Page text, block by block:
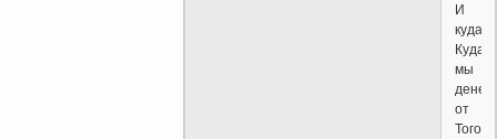
И
куда?
Куда
мы
от
Того,